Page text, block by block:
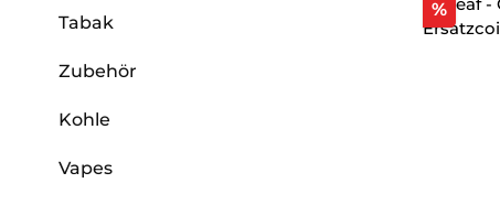
Tabak
Zubehör
Kohle
Vapes
%